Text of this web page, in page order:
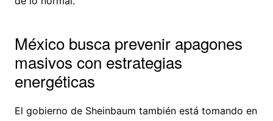
México busca prevenir apagones
masivos con estrategias
energéticas
El gobierno de Sheinbaum también está tomando en